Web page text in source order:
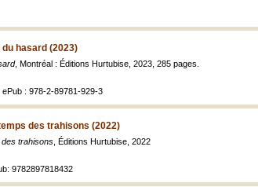
du hasard (2023)
, Montréal : Éditions Hurtubise, 2023, 285 pages.
: 978-2-89781-929-3
des trahisons (2022)
trahisons , Éditions Hurtubise, 2022
9782897818432